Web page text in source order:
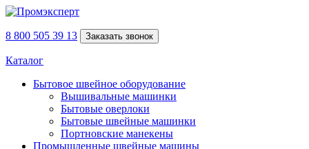
8 800 505 39 13 Заказать звонок
Каталог
Бытовое швейное оборудование
Вышивальные машинки
Бытовые оверлоки
Бытовые швейные машинки
Портновские манекены
Промышленные швейные машины